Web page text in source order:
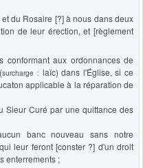
du Rosaire [?] à nous dans deux
de leur érection, et [règlement
aux ordonnances de
surcharge : laïc) dans l'Église, si ce
applicable à la réparation de
Sieur Curé par une quittance des
banc nouveau sans notre
leur feront [conster ?] d'un droit
enterrements ;